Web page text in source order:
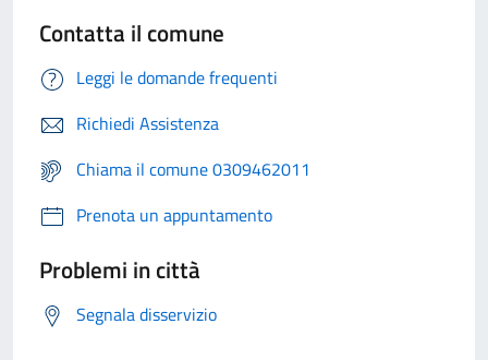
Contatta il comune
Leggi le domande frequenti
Richiedi Assistenza
Chiama il comune 0309462011
Prenota un appuntamento
Problemi in città
Segnala disservizio